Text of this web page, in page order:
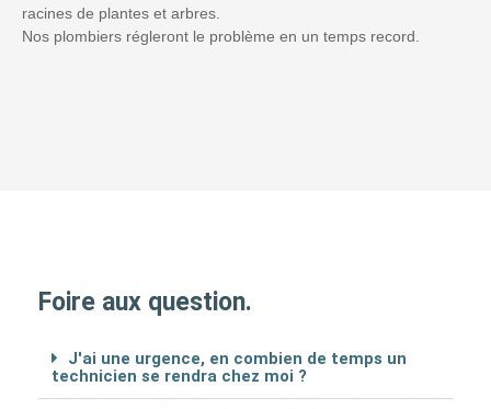
racines de plantes et arbres.
Nos plombiers régleront le problème en un temps record.
Foire aux question.
J'ai une urgence, en combien de temps un
technicien se rendra chez moi ?